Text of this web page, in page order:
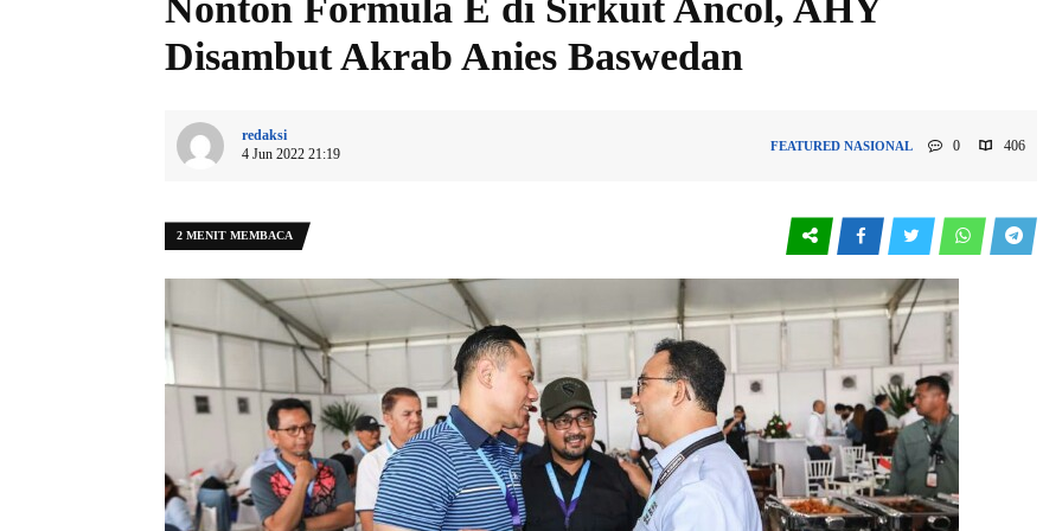
Nonton Formula E di Sirkuit Ancol, AHY
Disambut Akrab Anies Baswedan
redaksi
4 Jun 2022 21:19
FEATURED NASIONAL 0 406
2 MENIT MEMBACA